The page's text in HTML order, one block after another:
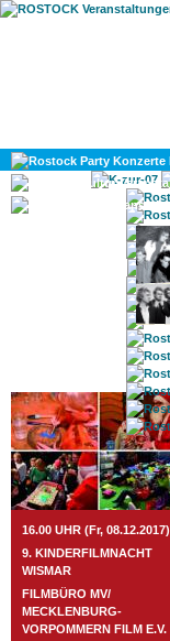
ROSTOCK TAGESTIPP
16.00 UHR (Fr, 08.12.2017)
9. KINDERFILMNACHT
WISMAR
FILMBÜRO MV/
MECKLENBURG-
VORPOMMERN FILM E.V.